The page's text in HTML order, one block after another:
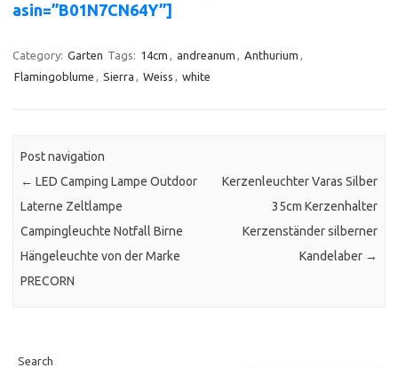
asin=”B01N7CN64Y”]
Category: Garten Tags: 14cm , andreanum , Anthurium ,
Flamingoblume , Sierra , Weiss , white
Post navigation
← LED Camping Lampe Outdoor
Laterne Zeltlampe
Campingleuchte Notfall Birne
Hängeleuchte von der Marke
PRECORN
Kerzenleuchter Varas Silber
35cm Kerzenhalter
Kerzenständer silberner
Kandelaber →
Search